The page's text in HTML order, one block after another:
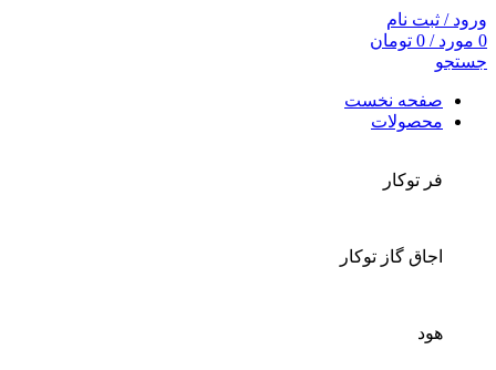
ورود / ثبت نام
0 مورد/
0 تومان
جستجو
صفحه نخست
محصولات
فر توکار
اجاق گاز توکار
هود